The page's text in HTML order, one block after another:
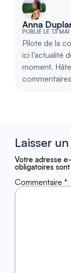
Anna
PUBLIÉ LE 13
Pilote de la
ici l’actualité
moment.
Laisser
Votre adresse
obligatoires
Commentaire *